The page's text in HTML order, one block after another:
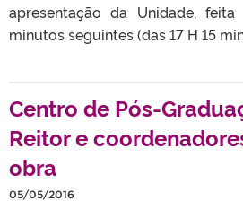
apresentação da Unidade,
minutos seguintes (das 17 H 15
Centro de Pós-
Reitor e
obra
05/05/2016